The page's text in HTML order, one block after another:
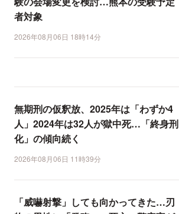
者対象
2026年08月06日 18時14分
無期刑の仮釈放、2025年は「わずか4
人」2024年は32人が獄中死…「終身刑
化」の傾向続く
2026年08月06日 11時39分
「威嚇射撃」しても向かってきた…刃